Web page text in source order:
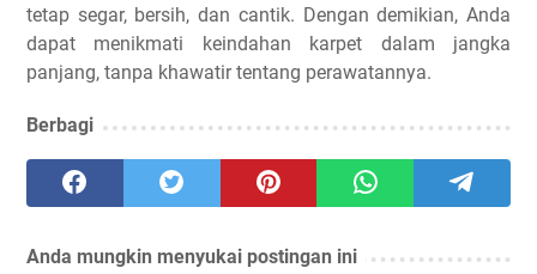
tetap segar, bersih, dan cantik. Dengan demikian, Anda
dapat menikmati keindahan karpet dalam jangka
panjang, tanpa khawatir tentang perawatannya.
Berbagi
Anda mungkin menyukai postingan ini